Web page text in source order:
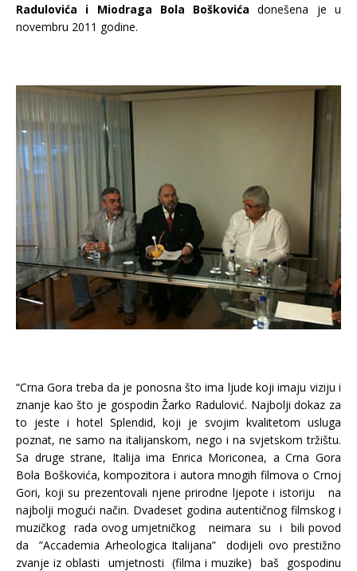
Radulovića i Miodraga Bola Boškovića donešena je u
novembru 2011 godine.
“Crna Gora treba da je ponosna što ima ljude koji imaju viziju i
znanje kao što je gospodin Žarko Radulović. Najbolji dokaz za
to jeste i hotel Splendid, koji je svojim kvalitetom usluga
poznat, ne samo na italijanskom, nego i na svjetskom tržištu.
Sa druge strane, Italija ima Enrica Moriconea, a Crna Gora
Bola Boškovića, kompozitora i autora mnogih filmova o Crnoj
Gori, koji su prezentovali njene prirodne ljepote i istoriju na
najbolji mogući način. Dvadeset godina autentičnog filmskog i
muzičkog rada ovog umjetničkog neimara su i bili povod
da ”Accademia Arheologica Italijana” dodijeli ovo prestižno
zvanje iz oblasti umjetnosti (filma i muzike) baš gospodinu